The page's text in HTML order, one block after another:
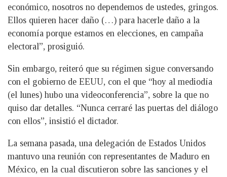
económico, nosotros no dependemos de ustedes, gringos.
Ellos quieren hacer daño (…) para hacerle daño a la
economía porque estamos en elecciones, en campaña
electoral”, prosiguió.
Sin embargo, reiteró que su régimen sigue conversando
con el gobierno de EEUU, con el que “hoy al mediodía
(el lunes) hubo una videoconferencia”, sobre la que no
quiso dar detalles. “Nunca cerraré las puertas del diálogo
con ellos”, insistió el dictador.
La semana pasada, una delegación de Estados Unidos
mantuvo una reunión con representantes de Maduro en
México, en la cual discutieron sobre las sanciones y el